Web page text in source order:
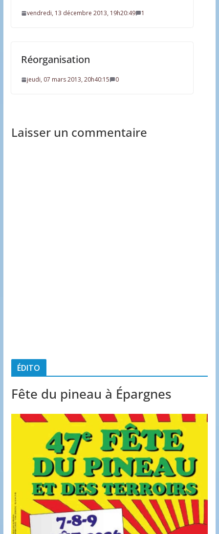
vendredi, 13 décembre 2013, 19h20:49 1
Réorganisation
jeudi, 07 mars 2013, 20h40:15 0
Laisser un commentaire
ÉDITO
Fête du pineau à Épargnes